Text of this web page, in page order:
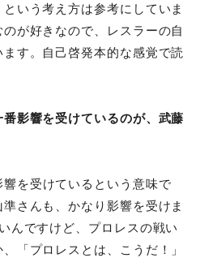
いう考え方は参考にしていま
が好きなので、レスラーの自
す。自己啓発本的な感覚で読
影響を受けているのが、武藤
響を受けているという意味で
さんも、かなり影響を受けま
んですけど、プロレスの戦い
「プロレスとは、こうだ！」